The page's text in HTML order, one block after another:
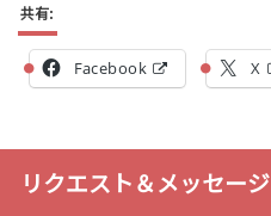
共有:
Facebook X
リクエスト＆メッセージ